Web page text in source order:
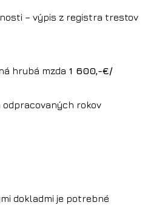
– výpis z registra trestov
hrubá mzda 1 600,-€/
rokov
dokladmi je potrebné